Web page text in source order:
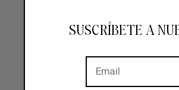
SUSCRÍBETE A